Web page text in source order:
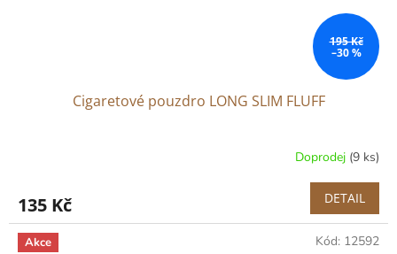
195 Kč
–30 %
Cigaretové pouzdro LONG SLIM FLUFF
Doprodej (9 ks)
135 Kč DETAIL
Akce
Kód: 12592